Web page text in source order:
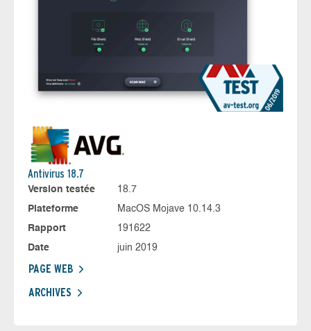
Antivirus 18.7
Version testée
18.7
Plateforme
MacOS Mojave 10.14.3
Rapport
191622
Date
juin 2019
PAGE WEB
ARCHIVES